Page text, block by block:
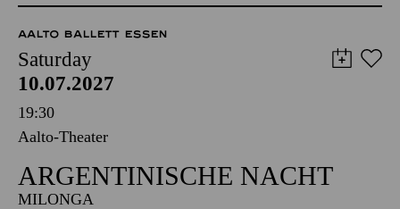
AALTO BALLETT ESSEN
Saturday
10.07.2027
19:30
Aalto-Theater
ARGENTINISCHE NACHT
MILONGA